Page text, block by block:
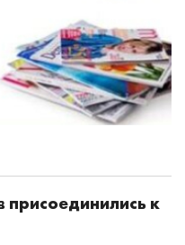
присоединились к